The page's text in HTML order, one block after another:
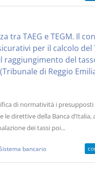
tra TAEG e TEGM. Il
per il calcolo del
raggiungimento del
di Reggio
di normatività i presupposti
le direttive della Banca d’Italia,
dei tassi poi...
bancario